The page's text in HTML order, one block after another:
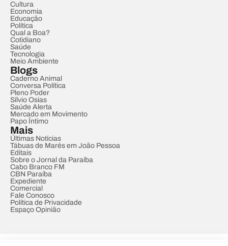
Cultura
Economia
Educação
Política
Qual a Boa?
Cotidiano
Saúde
Tecnologia
Meio Ambiente
Blogs
Caderno Animal
Conversa Política
Pleno Poder
Sílvio Osias
Saúde Alerta
Mercado em Movimento
Papo Íntimo
Mais
Últimas Notícias
Tábuas de Marés em João Pessoa
Editais
Sobre o Jornal da Paraíba
Cabo Branco FM
CBN Paraíba
Expediente
Comercial
Fale Conosco
Política de Privacidade
Espaço Opinião